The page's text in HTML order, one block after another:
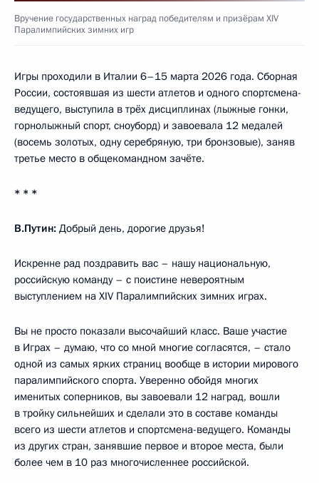
Вручение государственных наград победителям и призёрам XIV
Паралимпийских зимних игр
Игры проходили в Италии 6–15 марта 2026 года. Сборная
России, состоявшая из шести атлетов и одного спортсмена-
ведущего, выступила в трёх дисциплинах (лыжные гонки,
горнолыжный спорт, сноуборд) и завоевала 12 медалей
(восемь золотых, одну серебряную, три бронзовые), заняв
третье место в общекомандном зачёте.
* * *
В.Путин: Добрый день, дорогие друзья!
Искренне рад поздравить вас – нашу национальную,
российскую команду – с поистине невероятным
выступлением на ХIV Паралимпийских зимних играх.
Вы не просто показали высочайший класс. Ваше участие
в Играх – думаю, что со мной многие согласятся, – стало
одной из самых ярких страниц вообще в истории мирового
паралимпийского спорта. Уверенно обойдя многих
именитых соперников, вы завоевали 12 наград, вошли
в тройку сильнейших и сделали это в составе команды
всего из шести атлетов и спортсмена-ведущего. Команды
из других стран, занявшие первое и второе места, были
более чем в 10 раз многочисленнее российской.